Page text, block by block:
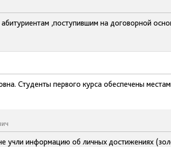
,поступившим на договорной
Студенты первого курса обеспечены
учли информацию об личных достижениях